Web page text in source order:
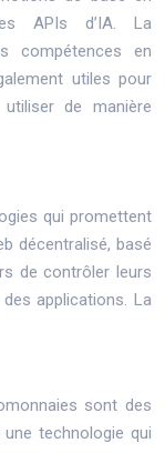
APIs d’IA. La
compétences en
utiles pour
de manière
qui promettent
décentralisé, basé
de contrôler leurs
applications. La
sont des
technologie qui